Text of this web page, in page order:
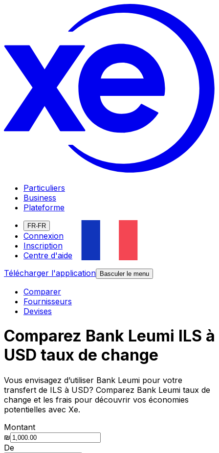
Particuliers
Business
Plateforme
FR-FR
Connexion
Inscription
Centre d'aide
Télécharger l'application
Basculer le menu
Comparer
Fournisseurs
Devises
Comparez Bank Leumi ILS à
USD taux de change
Vous envisagez d’utiliser Bank Leumi pour votre
transfert de ILS à USD? Comparez Bank Leumi taux de
change et les frais pour découvrir vos économies
potentielles avec Xe.
Montant
₪
De